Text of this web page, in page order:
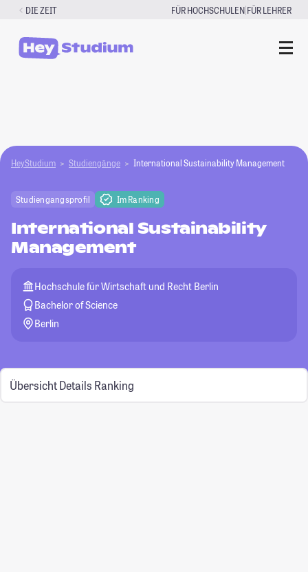
Zum
springen
DIE ZEIT FÜR HOCHSCHULEN|FÜR LEHRER
HeyStudium Studiengänge International Sustainability Management
Studiengangsprofil Im Ranking
International Sustainability
Management
Hochschule für Wirtschaft und Recht Berlin
Bachelor of Science
Berlin
Übersicht Details Ranking